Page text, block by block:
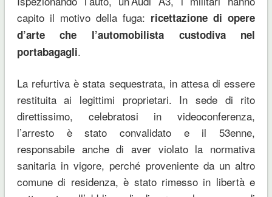
capito il motivo della fuga: ricettazione di opere
d’arte che l’automobilista custodiva nel
portabagagli.
La refurtiva è stata sequestrata, in attesa di essere
restituita ai legittimi proprietari. In sede di rito
direttissimo, celebratosi in videoconferenza,
l’arresto è stato convalidato e il 53enne,
responsabile anche di aver violato la normativa
sanitaria in vigore, perché proveniente da un altro
comune di residenza, è stato rimesso in libertà e